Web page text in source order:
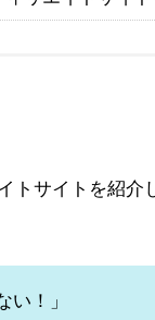
トサイトを紹介
い！」